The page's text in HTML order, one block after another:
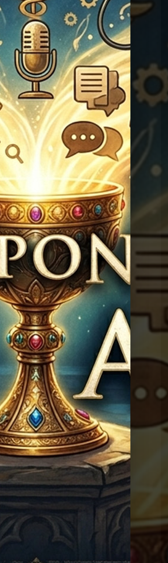
du
Graal
Graal 97 - La croix de
prunier ?
du
Graal
Graal 96 - Verlaine a-t-il tué
Rimbaud ?
du
Graal
Graal 94 - Amour sans
sexe ?
du
Graal
Graal 93 - Sodome et
Gomorrhe ?
réponses du
Graal
Graal 92 - Noé a-t-il
existé ?
du
Graal
Graal 91 - Adam, Eve et le
sexe
réponses du
Graal
Graal 163 - La peur de
l'avion
du Graal
Graal 162 - Pleurer de
du
Graal
Graal 161 - Le monkey-
barring
réponses du
Graal
Graal 159 - Le petit
déjeuner
du
Graal
Graal 149 - Intelligence
Artificielle
réponses du